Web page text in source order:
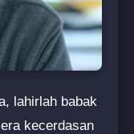
lahirlah babak
kecerdasan